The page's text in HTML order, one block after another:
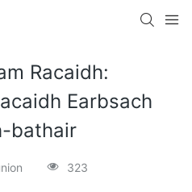
Racaidh:
Earbsach
bathair
323